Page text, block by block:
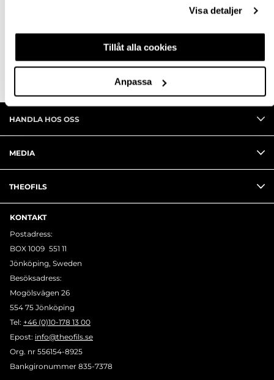
Visa detaljer
Tillåt alla cookies
Anpassa
Köp Köp
HANDLA HOS OSS
MEDIA
THEOFILS
KONTAKT
Postadress:
BOX 1009 551 11
Jönköping, Sweden
Besöksadress:
Mogölsvägen 26
554 75 Jönköping
Tel: +46 (0)10-178 13 00
Epost: info@theofils.se
Org. nr 556154-8925
Bankgironummer 835-7378